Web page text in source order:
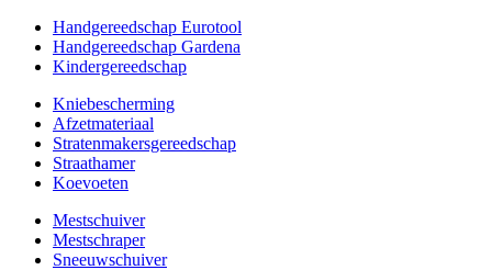
Handgereedschap Eurotool
Handgereedschap Gardena
Kindergereedschap
Kniebescherming
Afzetmateriaal
Stratenmakersgereedschap
Straathamer
Koevoeten
Mestschuiver
Mestschraper
Sneeuwschuiver